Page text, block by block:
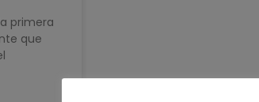
primera
que